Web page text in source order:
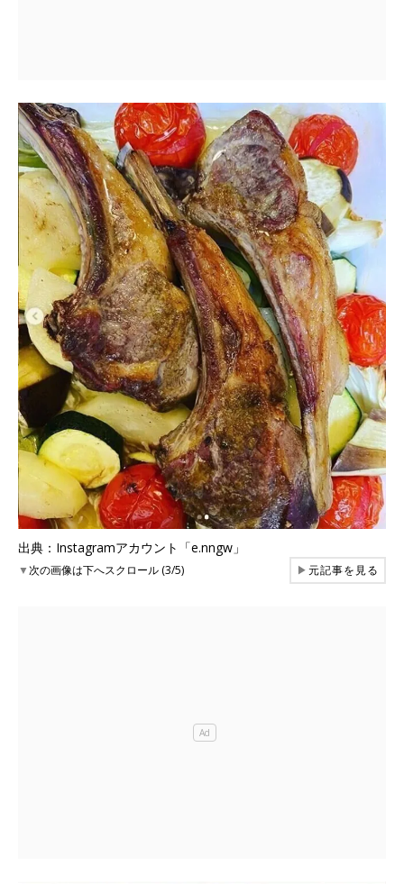
出典：Instagramアカウント「e.nngw」
▼次の画像は下へスクロール (3/5) ▶元記事を見る